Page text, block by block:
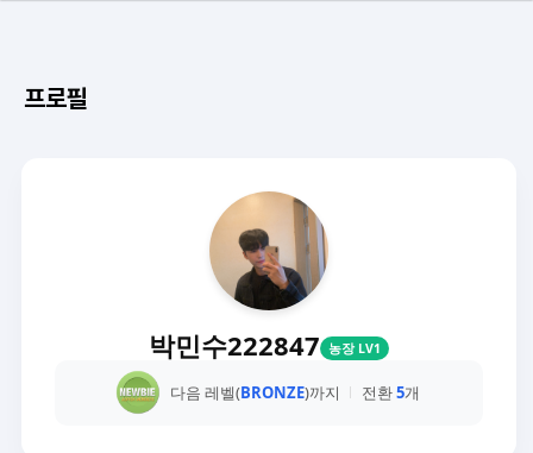
프로필
박민수222847 농장 LV1
다음 레벨(BRONZE)까지 전환5개